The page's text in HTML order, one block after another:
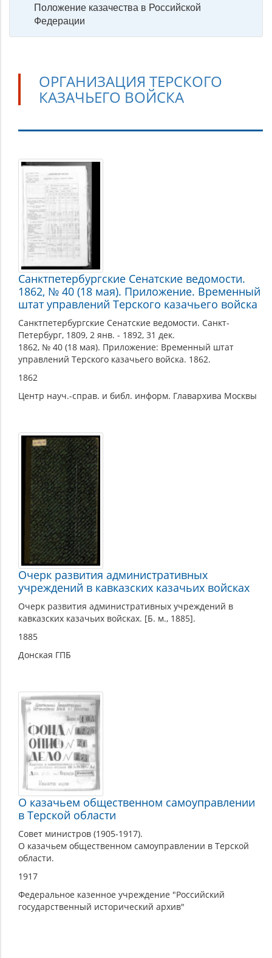
Положение казачества в Российской
Федерации
ОРГАНИЗАЦИЯ ТЕРСКОГО
КАЗАЧЬЕГО ВОЙСКА
Организация
Терского
казачьего
войска
Санктпетербургские Сенатские ведомости.
1862, № 40 (18 мая). Приложение. Временный
штат управлений Терского казачьего войска
Санктпетербургские Сенатские ведомости. Санкт-
Петербург, 1809, 2 янв. - 1892, 31 дек.
1862, № 40 (18 мая). Приложение: Временный штат
управлений Терского казачьего войска. 1862.
1862
Центр науч.-справ. и библ. информ. Главархива Москвы
Очерк развития административных
учреждений в кавказских казачьих войсках
Очерк развития административных учреждений в
кавказских казачьих войсках. [Б. м., 1885].
1885
Донская ГПБ
О казачьем общественном самоуправлении
в Терской области
Совет министров (1905-1917).
О казачьем общественном самоуправлении в Терской
области.
1917
Федеральное казенное учреждение "Российский
государственный исторический архив"